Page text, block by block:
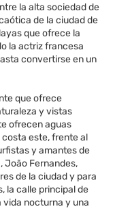
la alta sociedad de
de la ciudad de
que ofrece la
la actriz francesa
convertirse en un
que ofrece
y vistas
ofrecen aguas
este, frente al
y amantes de
João Fernandes,
de la ciudad y para
la calle principal de
vida nocturna y una